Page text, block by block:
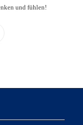
und fühlen!